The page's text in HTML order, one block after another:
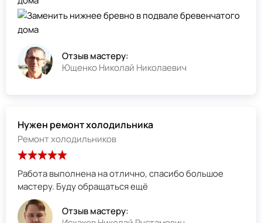
Отзыв мастеру:
Ющенко Николай Николаевич
Нужен ремонт холодильника
Ремонт холодильников
Работа выполнена на отлично, спасибо большое
мастеру. Буду обращаться ещё
Отзыв мастеру: